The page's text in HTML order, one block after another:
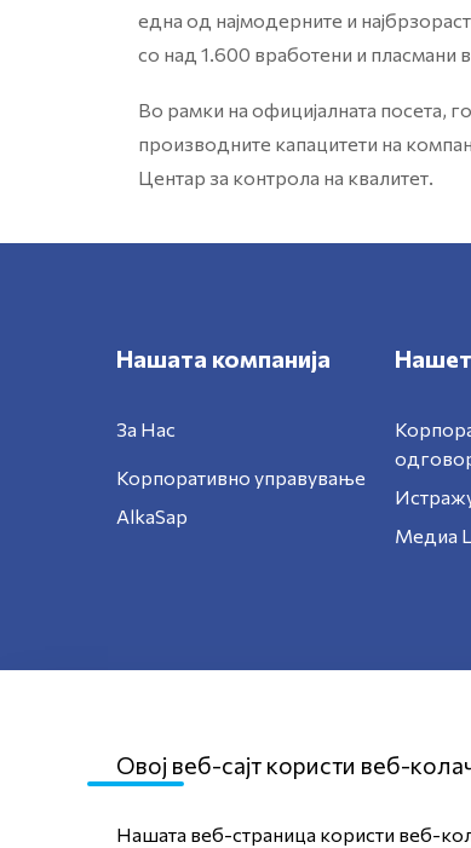
една од најмодерните и
со над 1.600 вработени и пласмани
Во рамки на официјалната посета,
производните капацитети на
Центар за контрола на квалитет.
Нашата компанија
За Нас
Корпоративно управување
AlkaSap
Медиа
Овој веб-сајт користи веб-
Нашата веб-страница користи веб-